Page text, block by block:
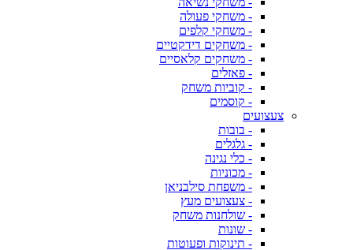
- משחקי פעולה
- משחקי קלפים
- משחקים דידקטיים
- משחקים קלאסיים
- פאזלים
- קוביות משחק
- קוסמים
צעצועים
- בובות
- גלגלים
- כלי נגינה
- מכוניות
- משפחת סילבניאן
- צעצועים מעץ
- שולחנות משחק
- שונות
- תינוקות ופעוטות